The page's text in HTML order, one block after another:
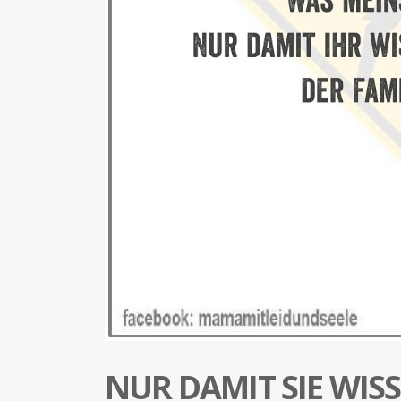
NUR DAMIT SIE